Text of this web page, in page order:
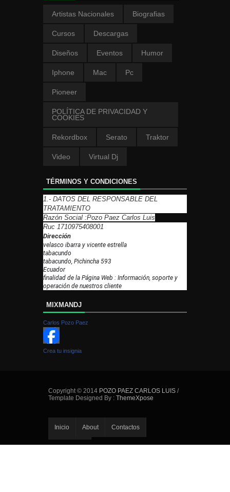
Artistas Nacionales Biografias
Cursos Descargas
Diseños Eventos Humor
Iphone Mac Pc
Pioneer
POLÍTICA DE PRIVACIDAD Y
COOKIES
Rekordbox Serato Traktor
Video Virtual Dj
TÉRMINOS Y CONDICIONES
1.- DATOS DEL RESPONSABLE DEL
TRATAMIENTO
Razón Social :Pozo Paez Carlos Luis
Ruc 1710975408001
Dirección
velasco ibarra y vicente estrella
tabacundo
tabacundo, Pichincha 593
Ecuador
finalidad de la Página Web : Información, soporte y
operación de nuestros cliente
MIXMANDJ
Carlos Pozo Paez
Crea tu insignia
Copyright © 2014 POZO PAEZ CARLOS LUIS /
Template Designed By : ThemeXpose
Inicio About Contactos
Error Page